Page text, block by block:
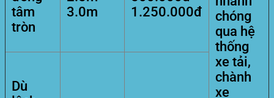
tâm
tròn
3.0m
1.250.000đ
chóng
qua hệ
thống
xe tải,
chành
xe
Dù